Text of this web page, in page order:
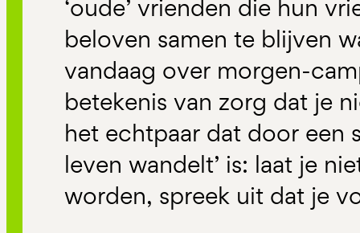
‘oude’ vrienden die hun
beloven samen te blijven
vandaag over morgen-
betekenis van zorg dat je
het echtpaar dat door een
leven wandelt’ is: laat je
worden, spreek uit dat je